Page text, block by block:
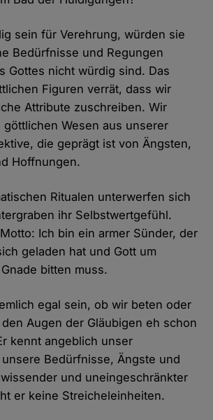
sein für Verehrung, würden sie
Bedürfnisse und Regungen
Gottes nicht würdig sind. Das
Figuren verrät, dass wir
Attribute zuschreiben. Wir
Wesen aus unserer
die geprägt ist von Ängsten,
Hoffnungen.
Ritualen unterwerfen sich
ihr Selbstwertgefühl.
Ich bin ein armer Sünder, der
geladen hat und Gott um
bitten muss.
egal sein, ob wir beten oder
Augen der Gläubigen eh schon
kennt angeblich unser
Bedürfnisse, Ängste und
und uneingeschränkter
er keine Streicheleinheiten.